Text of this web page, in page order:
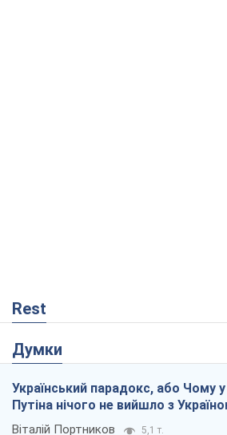
Rest
Думки
Український парадокс, або Чому у
Путіна нічого не вийшло з
Віталій Портников 5,1 т.